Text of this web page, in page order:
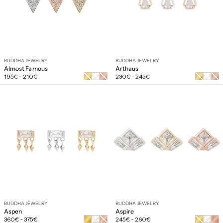
BUDDHA JEWELRY
Almost Famous
Prix
régulier
195€ - 210€
Or
jaune
Or
blanc
Or
rose
BUDDHA JEWELRY
Arthaus
Prix
régulier
230€ - 245€
Or
jaune
Or
blanc
Or
rose
BUDDHA JEWELRY
Aspen
Prix
360€ - 375€
Or
BUDDHA JEWELRY
Aspire
Prix
245€ - 260€
Or